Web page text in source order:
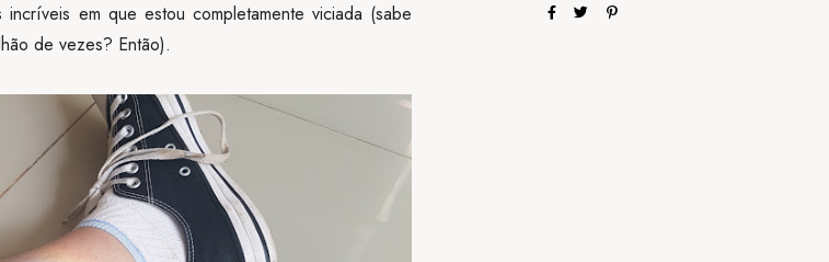
em que estou completamente viciada (sabe
de vezes? Então).